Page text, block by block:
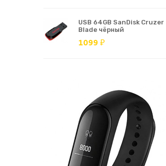
USB 64GB SanDisk Cruzer
Blade чёрный
1099 ₽